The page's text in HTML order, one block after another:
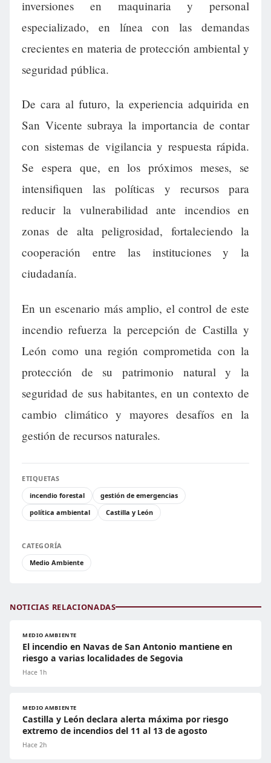
inversiones en maquinaria y personal
especializado, en línea con las demandas
crecientes en materia de protección ambiental y
seguridad pública.
De cara al futuro, la experiencia adquirida en
San Vicente subraya la importancia de contar
con sistemas de vigilancia y respuesta rápida.
Se espera que, en los próximos meses, se
intensifiquen las políticas y recursos para
reducir la vulnerabilidad ante incendios en
zonas de alta peligrosidad, fortaleciendo la
cooperación entre las instituciones y la
ciudadanía.
En un escenario más amplio, el control de este
incendio refuerza la percepción de Castilla y
León como una región comprometida con la
protección de su patrimonio natural y la
seguridad de sus habitantes, en un contexto de
cambio climático y mayores desafíos en la
gestión de recursos naturales.
ETIQUETAS
incendio forestal
gestión de emergencias
política ambiental
Castilla y León
CATEGORÍA
Medio Ambiente
NOTICIAS RELACIONADAS
MEDIO AMBIENTE
El incendio en Navas de San Antonio mantiene en
riesgo a varias localidades de Segovia
Hace 1h
MEDIO AMBIENTE
Castilla y León declara alerta máxima por riesgo
extremo de incendios del 11 al 13 de agosto
Hace 2h